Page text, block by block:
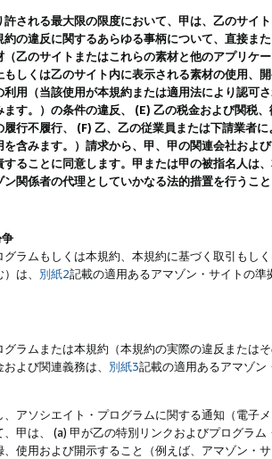
される最大限の限度において、甲は、乙のサイ
約の違反に関するあらゆる事柄について、直接ま
（乙のサイトまたはこれらの素材と他のアプリ
もしくは乙のサイト内に表示される素材の使用、
利用（当該使用が本規約または適用法により認可
す。）の条件の違反、 (E) 乙の税金および関税
行不履行、 (F) 乙、乙の従業員または下請業者
含みます。）請求から、甲、甲の関連会社およ
ることに同意します。甲または甲の被指名人は
関係者の代理としていかなる法的措置を行うこ
グラムもしくは本規約、本規約に基づく取引もし
は、 別紙2記載の適用あるアマゾン・サイトの
グラムまたは本規約（本規約の実際の違反または
よび関連義務は、 別紙3記載の適用あるアマゾン
アソシエイト・プログラムに関する通知（電子
甲は、 (a) 甲が乙の特別リンクおよびプログラ
使用および開示すること（例えば、アマゾン・